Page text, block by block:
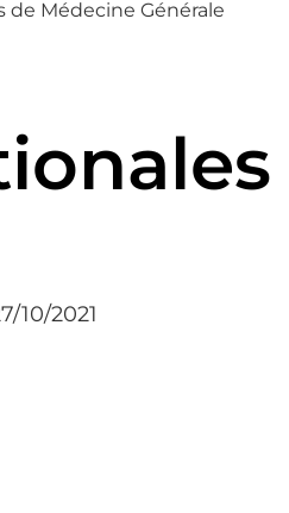
de Médecine Générale
10/2021